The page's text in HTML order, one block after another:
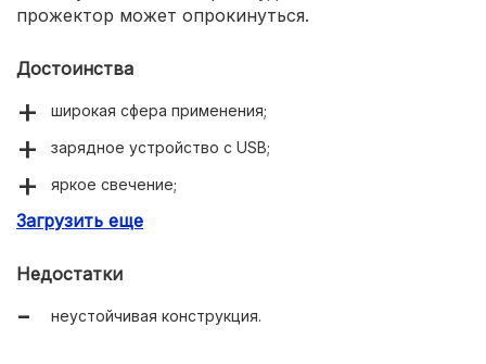
прожектор может опрокинуться.
Достоинства
широкая сфера применения;
зарядное устройство с USB;
яркое свечение;
долговечность.
Загрузить еще
Недостатки
неустойчивая конструкция.